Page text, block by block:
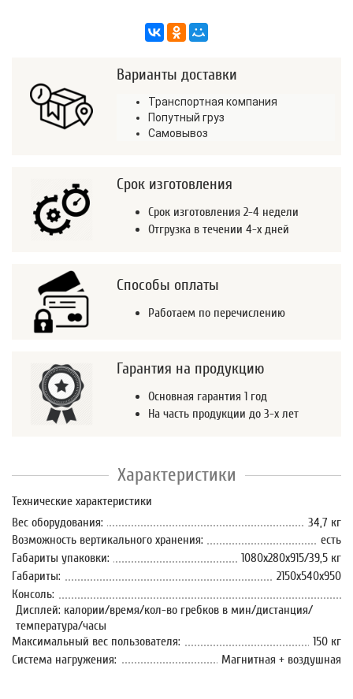
Варианты доставки
Транспортная компания
Попутный груз
Самовывоз
Срок изготовления
Срок изготовления 2-4 недели
Отгрузка в течении 4-х дней
Способы оплаты
Работаем по перечислению
Гарантия на продукцию
Основная гарантия 1 год
На часть продукции до 3-х лет
Характеристики
Технические характеристики
Вес оборудования:
34,7 кг
Возможность вертикального хранения:
есть
Габариты упаковки:
1080х280х915/39,5 кг
Габариты:
2150х540х950
Консоль:
Дисплей: калории/время/кол-во гребков в мин/дистанция/
температура/часы
Максимальный вес пользователя:
150 кг
Система нагружения:
Магнитная + воздушная